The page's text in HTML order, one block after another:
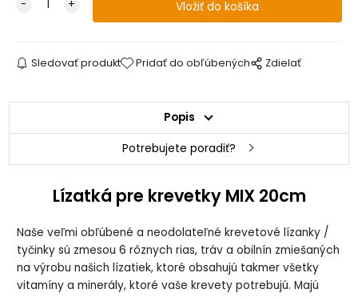
Sledovať produkt Pridať do obľúbených Zdielať
Popis
Potrebujete poradiť?
Lízatká pre krevetky MIX 20cm
Naše veľmi obľúbené a neodolateľné krevetové lízanky /
tyčinky sú zmesou 6 rôznych rias, tráv a obilnín zmiešaných
na výrobu našich lízatiek, ktoré obsahujú takmer všetky
vitamíny a minerály, ktoré vaše krevety potrebujú. Majú